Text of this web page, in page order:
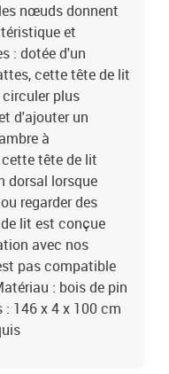
nœuds donnent
et
: dotée d'un
cette tête de lit
plus
d'ajouter un
à
tête de lit
dorsal lorsque
regarder des
lit est conçue
avec nos
pas compatible
: bois de pin
146 x 4 x 100 cm